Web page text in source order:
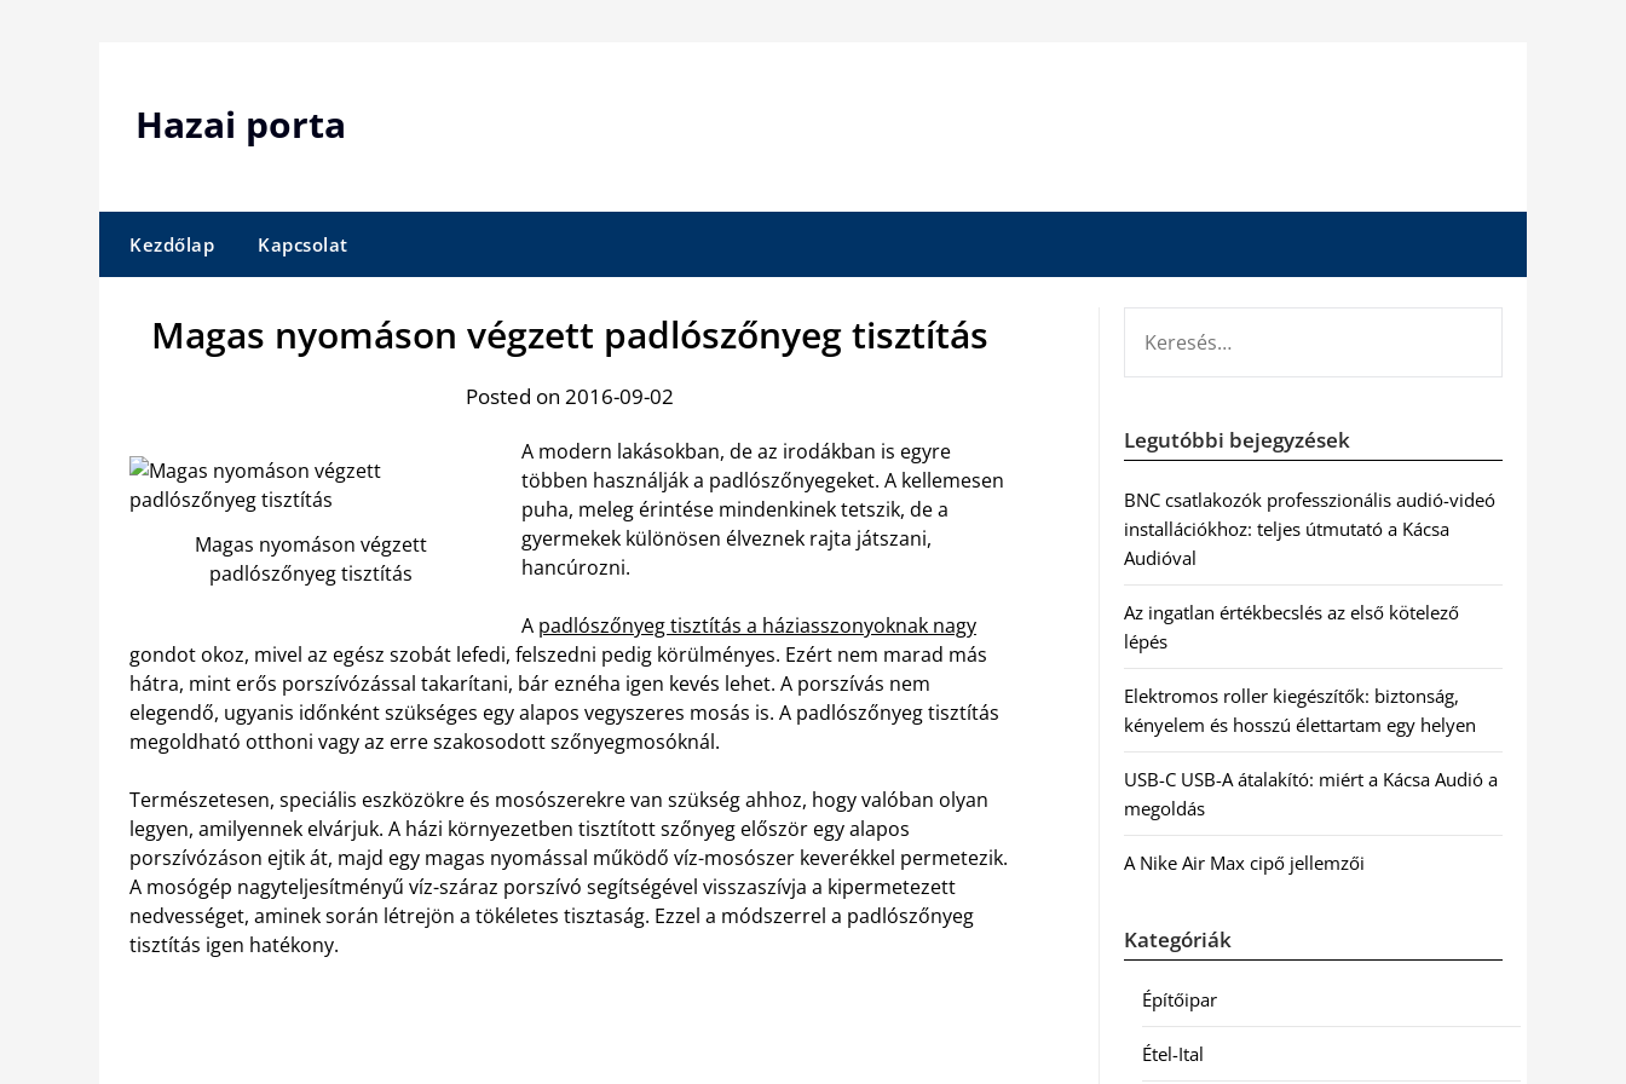
Hazai porta
Kezdőlap Kapcsolat
Magas nyomáson végzett padlószőnyeg tisztítás
Posted on 2016-09-02
Magas nyomáson végzett
padlószőnyeg tisztítás
A modern lakásokban, de az irodákban is egyre
többen használják a padlószőnyegeket. A kellemesen
puha, meleg érintése mindenkinek tetszik, de a
gyermekek különösen élveznek rajta játszani,
hancúrozni.
A padlószőnyeg tisztítás a háziasszonyoknak nagy
gondot okoz, mivel az egész szobát lefedi, felszedni pedig körülményes. Ezért nem marad más
hátra, mint erős porszívózással takarítani, bár eznéha igen kevés lehet. A porszívás nem
elegendő, ugyanis időnként szükséges egy alapos vegyszeres mosás is. A padlószőnyeg tisztítás
megoldható otthoni vagy az erre szakosodott szőnyegmosóknál.
Természetesen, speciális eszközökre és mosószerekre van szükség ahhoz, hogy valóban olyan
legyen, amilyennek elvárjuk. A házi környezetben tisztított szőnyeg először egy alapos
porszívózáson ejtik át, majd egy magas nyomással működő víz-mosószer keverékkel permetezik.
A mosógép nagyteljesítményű víz-száraz porszívó segítségével visszaszívja a kipermetezett
nedvességet, aminek során létrejön a tökéletes tisztaság. Ezzel a módszerrel a padlószőnyeg
tisztítás igen hatékony.
Legutóbbi bejegyzések
BNC csatlakozók professzionális audió-videó
installációkhoz: teljes útmutató a Kácsa
Audióval
Az ingatlan értékbecslés az első kötelező
lépés
Elektromos roller kiegészítők: biztonság,
kényelem és hosszú élettartam egy helyen
USB-C USB-A átalakító: miért a Kácsa Audió a
megoldás
A Nike Air Max cipő jellemzői
Kategóriák
Építőipar
Étel-Ital